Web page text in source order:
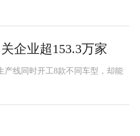
企业超153.3万家
产线同时开工8款不同车型，却能